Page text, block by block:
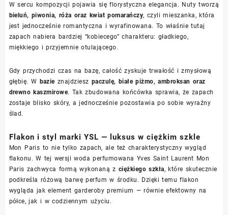
W sercu kompozycji pojawia się florystyczna elegancja. Nuty tworzą
bieluń, piwonia, róża oraz kwiat pomarańczy, czyli mieszanka, która
jest jednocześnie romantyczna i wyrafinowana. To właśnie tutaj
zapach nabiera bardziej “kobiecego” charakteru: gładkiego,
miękkiego i przyjemnie otulającego.
Gdy przychodzi czas na bazę, całość zyskuje trwałość i zmysłową
głębię. W bazieznajdziesz paczulę, białe piżmo, ambroksan oraz
drewno kaszmirowe. Tak zbudowana końcówka sprawia, że zapach
zostaje blisko skóry, a jednocześnie pozostawia po sobie wyraźny
ślad.
Flakon i styl marki YSL — luksus w ciężkim szkle
Mon Paris to nie tylko zapach, ale też charakterystyczny wygląd
flakonu. W tej wersji woda perfumowana Yves Saint Laurent Mon
Paris zachwyca formą wykonaną z ciężkiego szkła, które skutecznie
podkreśla różową barwę perfum w środku. Dzięki temu flakon
wygląda jak element garderoby premium — równie efektowny na
półce, jak i w codziennym użyciu.